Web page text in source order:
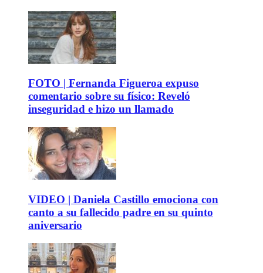
FOTO | Fernanda Figueroa expuso
comentario sobre su físico: Reveló
inseguridad e hizo un llamado
VIDEO | Daniela Castillo emociona con
canto a su fallecido padre en su quinto
aniversario